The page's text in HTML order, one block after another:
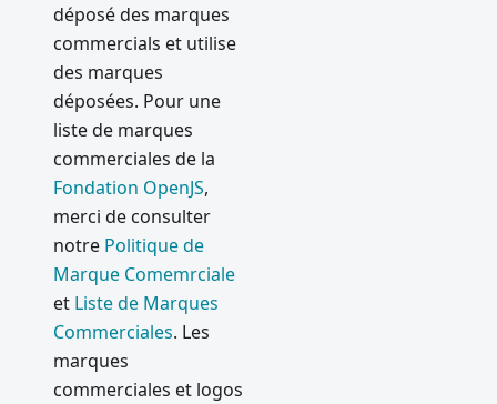
Electron
6.0.0
Cadence
de Sortie
Electron
5.0.0
Du natif
JavaScrip
t dans
Electron
déposé des marques
commercials et utilise
des marques
déposées. Pour une
liste de marques
commerciales de la
Fondation OpenJS,
merci de consulter
notre Politique de
Marque Comemrciale
et Liste de Marques
Commerciales. Les
marques
commerciales et logos